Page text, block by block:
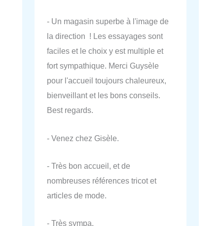
- Un magasin superbe à l'image de
la direction ! Les essayages sont
faciles et le choix y est multiple et
fort sympathique. Merci Guysèle
pour l'accueil toujours chaleureux,
bienveillant et les bons conseils.
Best regards.
- Venez chez Gisèle.
- Très bon accueil, et de
nombreuses références tricot et
articles de mode.
- Très sympa.